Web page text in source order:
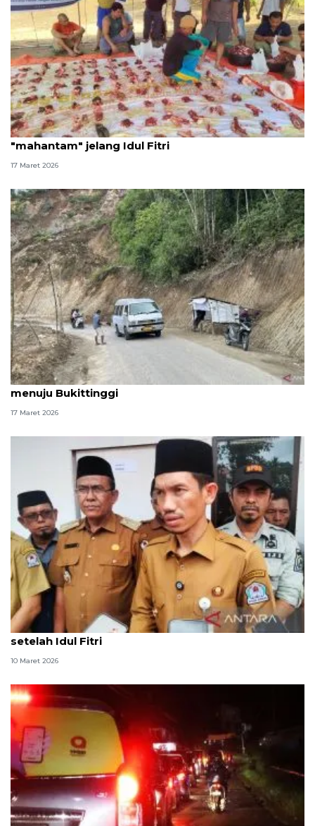
Warga huntara Kayu Pasak terima daging
"mahantam" jelang Idul Fitri
17 Maret 2026
Warga atur lalu lintas di jalur terdampak bencana
menuju Bukittinggi
17 Maret 2026
Pembangunan 49 unit huntap di Aceh Barat dimulai
setelah Idul Fitri
10 Maret 2026